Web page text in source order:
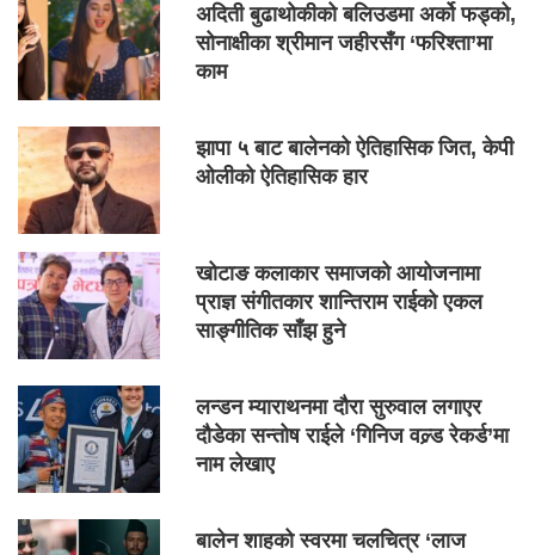
अदिती बुढाथोकीको बलिउडमा अर्को फड्को,
सोनाक्षीका श्रीमान जहीरसँग ‘फरिश्ता’मा
काम
झापा ५ बाट बालेनको ऐतिहासिक जित, केपी
ओलीको ऐतिहासिक हार
खोटाङ कलाकार समाजको आयोजनामा
प्राज्ञ संगीतकार शान्तिराम राईको एकल
साङ्गीतिक साँझ हुने
लन्डन म्याराथनमा दौरा सुरुवाल लगाएर
दौडेका सन्तोष राईले ‘गिनिज वल्र्ड रेकर्ड’मा
नाम लेखाए
बालेन शाहको स्वरमा चलचित्र ‘लाज